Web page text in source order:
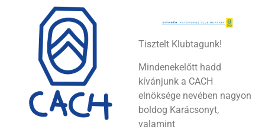
Tisztelt Klubtagunk!
Mindenekelőtt hadd
kívánjunk a CACH
elnöksége nevében nagyon
boldog Karácsonyt,
valamint